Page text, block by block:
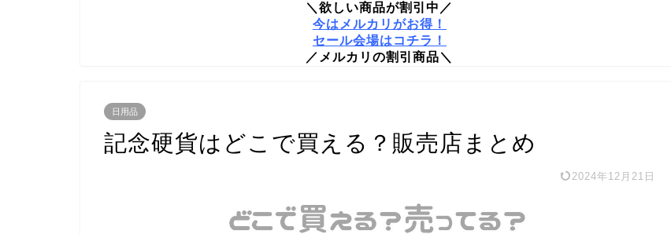
＼欲しい商品が割引中／
今はメルカリがお得！
セール会場はコチラ！
／メルカリの割引商品＼
日用品
記念硬貨はどこで買える？販売店まとめ
2024年12月21日